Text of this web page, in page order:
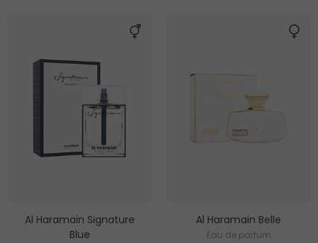
Al Haramain Signature
Blue
Al Haramain Belle
Eau de parfum